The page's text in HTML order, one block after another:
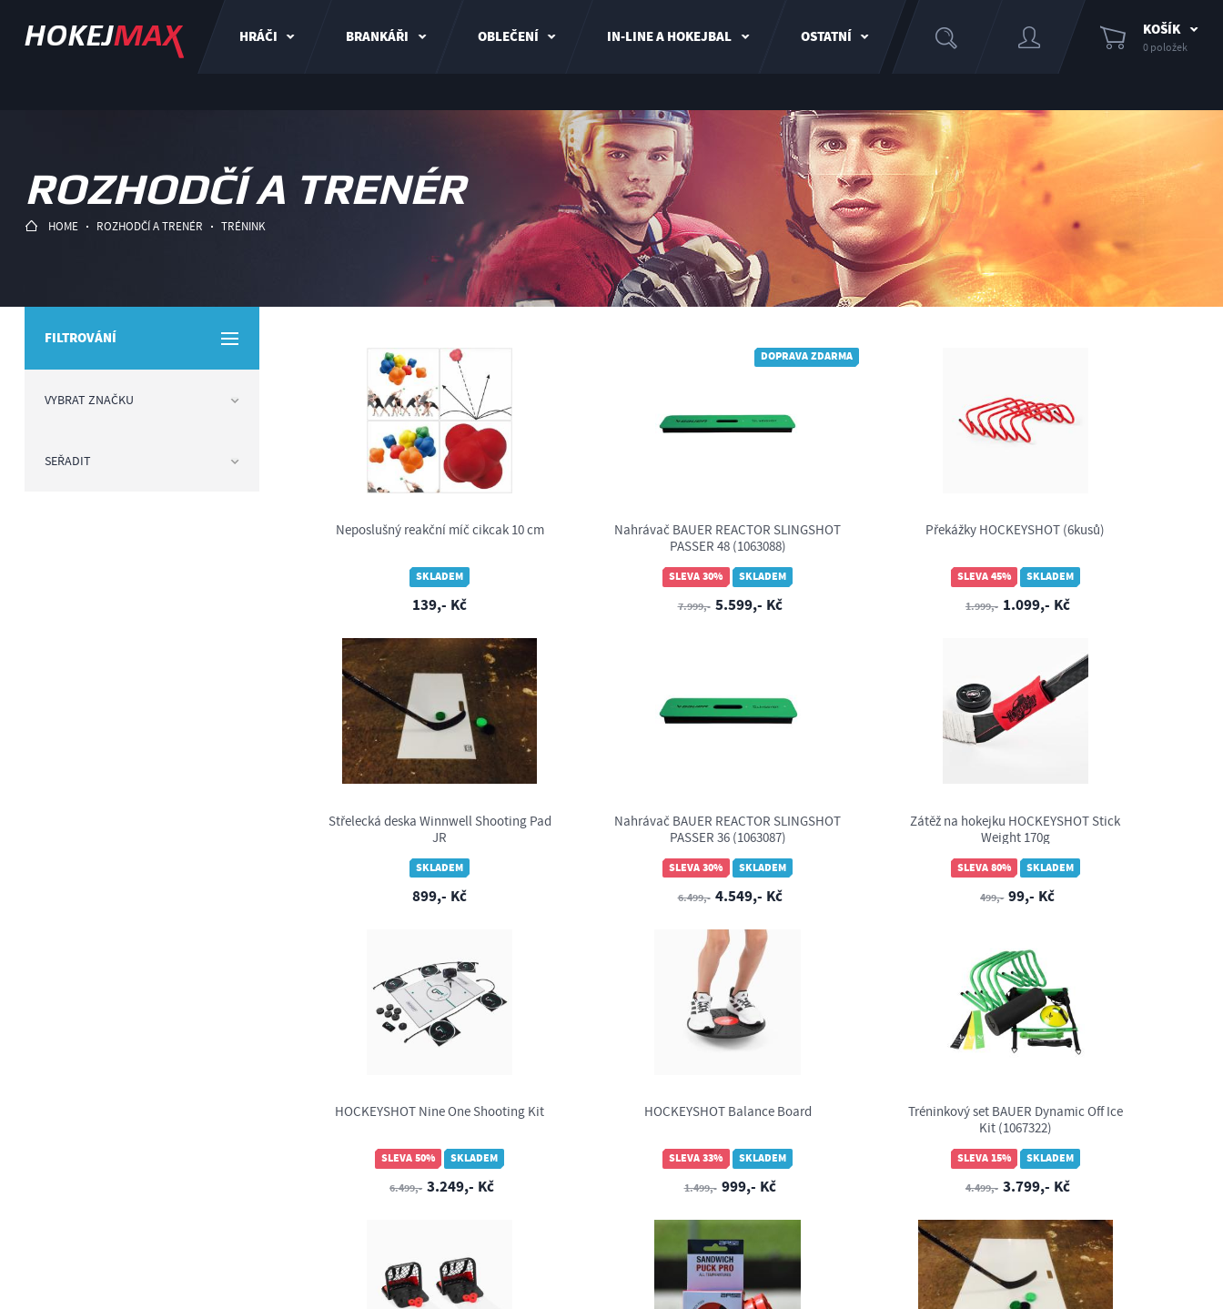
HRÁČI BRANKÁŘI OBLEČENÍ IN-LINE A HOKEJBAL OSTATNÍ KOŠÍK
0 položek
ROZHODČÍ A TRENÉR
HOME ROZHODČÍ A TRENÉR TRÉNINK
FILTROVÁNÍ
VYBRAT ZNAČKU
SEŘADIT
Neposlušný reakční míč cikcak 10 cm
SKLADEM
139,- Kč
DOPRAVA ZDARMA
Nahrávač BAUER REACTOR SLINGSHOT
PASSER 48 (1063088)
SLEVA 30%
SKLADEM
7.999,- 5.599,- Kč
Překážky HOCKEYSHOT (6kusů)
SLEVA 45%
SKLADEM
1.999,- 1.099,- Kč
Střelecká deska Winnwell Shooting Pad
JR
SKLADEM
899,- Kč
Nahrávač BAUER REACTOR SLINGSHOT
PASSER 36 (1063087)
SLEVA 30%
SKLADEM
6.499,- 4.549,- Kč
Zátěž na hokejku HOCKEYSHOT Stick
Weight 170g
SLEVA 80%
SKLADEM
499,- 99,- Kč
HOCKEYSHOT Nine One Shooting Kit
SLEVA 50%
SKLADEM
6.499,- 3.249,- Kč
HOCKEYSHOT Balance Board
SLEVA 33%
SKLADEM
1.499,- 999,- Kč
Tréninkový set BAUER Dynamic Off Ice
Kit (1067322)
SLEVA 15%
SKLADEM
4.499,- 3.799,- Kč